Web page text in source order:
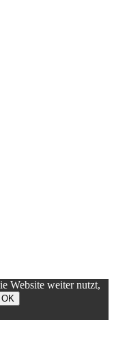
Website weiter nutzt,
OK